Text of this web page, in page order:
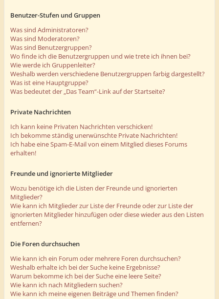
Benutzer-Stufen und Gruppen
Was sind Administratoren?
Was sind Moderatoren?
Was sind Benutzergruppen?
Wo finde ich die Benutzergruppen und wie trete ich ihnen bei?
Wie werde ich Gruppenleiter?
Weshalb werden verschiedene Benutzergruppen farbig dargestellt?
Was ist eine Hauptgruppe?
Was bedeutet der „Das Team“-Link auf der Startseite?
Private Nachrichten
Ich kann keine Privaten Nachrichten verschicken!
Ich bekomme ständig unerwünschte Private Nachrichten!
Ich habe eine Spam-E-Mail von einem Mitglied dieses Forums
erhalten!
Freunde und ignorierte Mitglieder
Wozu benötige ich die Listen der Freunde und ignorierten
Mitglieder?
Wie kann ich Mitglieder zur Liste der Freunde oder zur Liste der
ignorierten Mitglieder hinzufügen oder diese wieder aus den Listen
entfernen?
Die Foren durchsuchen
Wie kann ich ein Forum oder mehrere Foren durchsuchen?
Weshalb erhalte ich bei der Suche keine Ergebnisse?
Warum bekomme ich bei der Suche eine leere Seite?
Wie kann ich nach Mitgliedern suchen?
Wie kann ich meine eigenen Beiträge und Themen finden?